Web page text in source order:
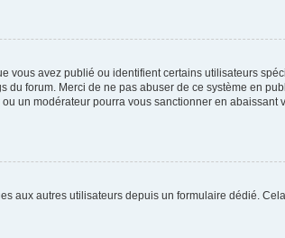
vous avez publié ou identifient certains utilisateurs
forum. Merci de ne pas abuser de ce système en
un modérateur pourra vous sanctionner en abaissant
aux autres utilisateurs depuis un formulaire dédié.